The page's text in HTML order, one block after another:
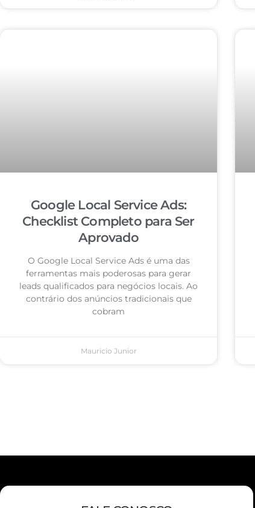
Google Local Service Ads:
Checklist Completo para Ser
Aprovado
O Google Local Service Ads é uma das
ferramentas mais poderosas para gerar
leads qualificados para negócios locais. Ao
contrário dos anúncios tradicionais que
cobram
Mauricio Junior